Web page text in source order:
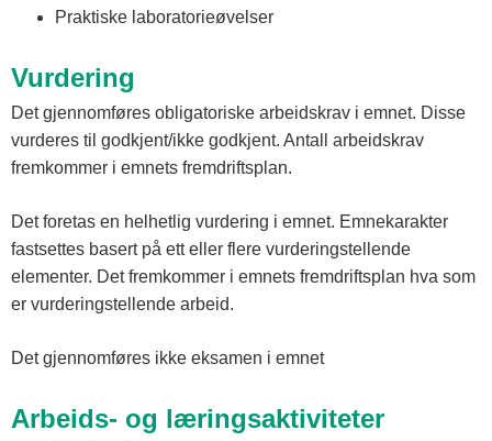
Praktiske laboratorieøvelser
Vurdering
Det gjennomføres obligatoriske arbeidskrav i emnet. Disse
vurderes til godkjent/ikke godkjent. Antall arbeidskrav
fremkommer i emnets fremdriftsplan.
Det foretas en helhetlig vurdering i emnet. Emnekarakter
fastsettes basert på ett eller flere vurderingstellende
elementer. Det fremkommer i emnets fremdriftsplan hva som
er vurderingstellende arbeid.
Det gjennomføres ikke eksamen i emnet
Arbeids- og læringsaktiviteter